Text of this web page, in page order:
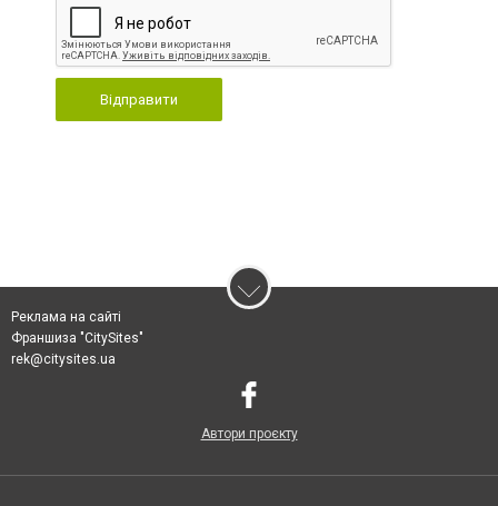
Відправити
Реклама на сайті
Франшиза "CitySites"
rek@citysites.ua
Автори проєкту